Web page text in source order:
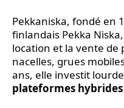
Pekkaniska, fondé en
finlandais Pekka
location et la vente
nacelles, grues
ans, elle investit
plateformes hybrides